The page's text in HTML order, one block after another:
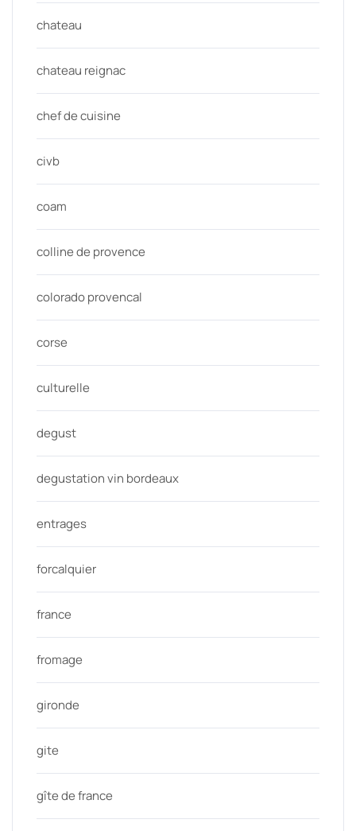
chateau
chateau reignac
chef de cuisine
civb
coam
colline de provence
colorado provencal
corse
culturelle
degust
degustation vin bordeaux
entrages
forcalquier
france
fromage
gironde
gite
gîte de france